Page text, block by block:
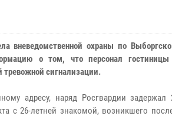
вневедомственной охраны по
о том, что персонал
сигнализации.
адресу, наряд Росгвардии задержал
с 26-летней знакомой, возникшего